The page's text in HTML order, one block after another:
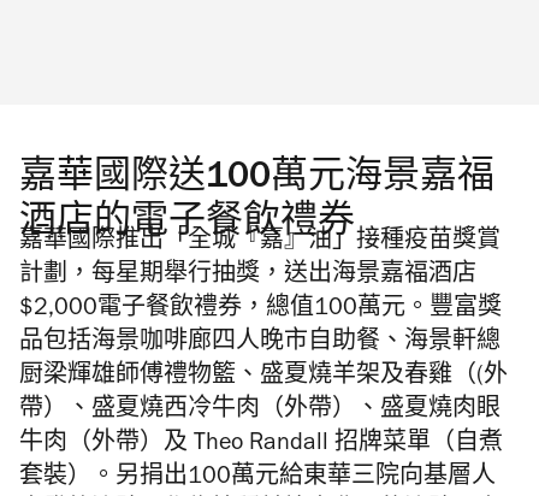
嘉華國際送100萬元海景嘉福
酒店的電子餐飲禮券
嘉華國際推出「全城『嘉』油」接種疫苗獎賞
計劃，每星期舉行抽獎，送出海景嘉福酒店
$2,000電子餐飲禮券，總值100萬元。豐富獎
品包括海景咖啡廊四人晚市自助餐、海景軒總
厨梁輝雄師傅禮物籃、盛夏燒羊架及春雞（(外
帶）、盛夏燒西冷牛肉（外帶）、盛夏燒肉眼
牛肉（外帶）及 Theo Randall 招牌菜單（自煮
套裝）。另捐出100萬元給東華三院向基層人